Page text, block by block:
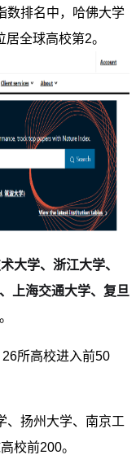
数排名中，哈佛大学
居全球高校第2。
大学、浙江大学、
上海交通大学、复旦
。
26所高校进入前50
、扬州大学、南京工
校前200。